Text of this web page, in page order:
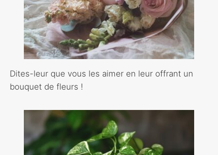
Dites-leur que vous les aimer en leur offrant un
bouquet de fleurs !